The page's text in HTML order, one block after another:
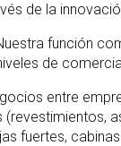
de la
función
de
entre
fuertes,